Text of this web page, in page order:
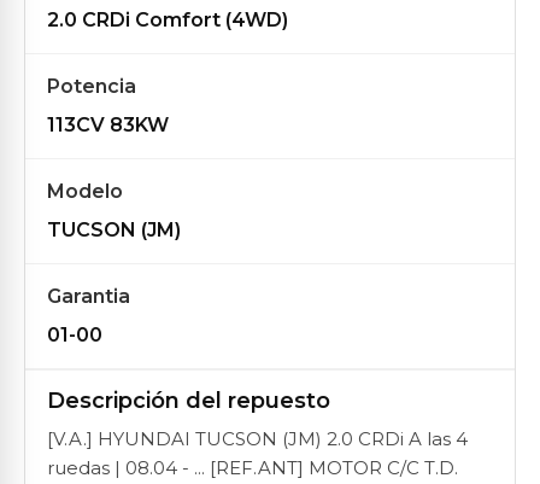
2.0 CRDi Comfort (4WD)
Potencia
113CV 83KW
Modelo
TUCSON (JM)
Garantia
01-00
Descripción del repuesto
[V.A.] HYUNDAI TUCSON (JM) 2.0 CRDi A las 4
ruedas | 08.04 - ... [REF.ANT] MOTOR C/C T.D.